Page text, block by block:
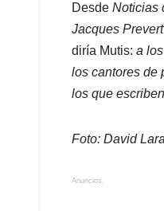
Desde Noticias
Jacques Prevert
diría Mutis: a
los cantores de
los que
Foto: David
Anuncios.